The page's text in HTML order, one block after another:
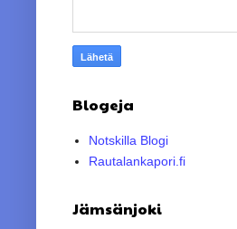
Blogeja
Notskilla Blogi
Rautalankapori.fi
Jämsänjoki